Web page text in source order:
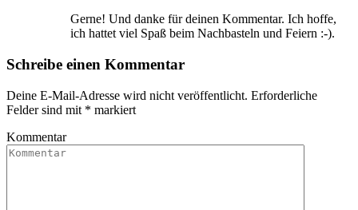
Gerne! Und danke für deinen Kommentar. Ich hoffe,
ich hattet viel Spaß beim Nachbasteln und Feiern :-).
Schreibe einen Kommentar
Deine E-Mail-Adresse wird nicht veröffentlicht. Erforderliche
Felder sind mit * markiert
Kommentar